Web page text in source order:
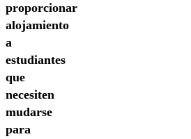
proporcionar
alojamiento
a
estudiantes
que
necesiten
mudarse
para